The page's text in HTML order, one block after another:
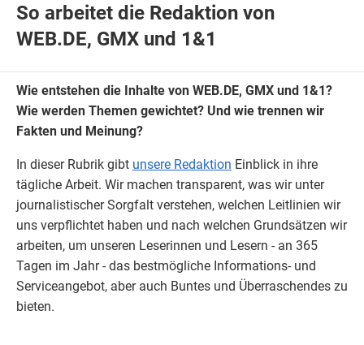
So arbeitet die Redaktion von
WEB.DE, GMX und 1&1
Wie entstehen die Inhalte von WEB.DE, GMX und 1&1?
Wie werden Themen gewichtet? Und wie trennen wir
Fakten und Meinung?
In dieser Rubrik gibt unsere Redaktion Einblick in ihre
tägliche Arbeit. Wir machen transparent, was wir unter
journalistischer Sorgfalt verstehen, welchen Leitlinien wir
uns verpflichtet haben und nach welchen Grundsätzen wir
arbeiten, um unseren Leserinnen und Lesern - an 365
Tagen im Jahr - das bestmögliche Informations- und
Serviceangebot, aber auch Buntes und Überraschendes zu
bieten.